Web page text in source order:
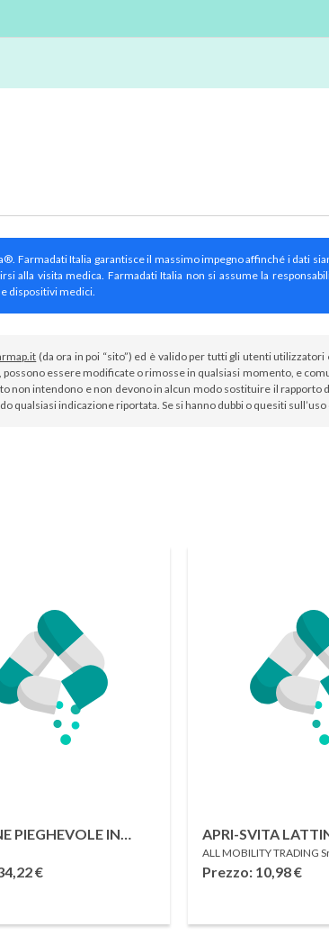
Farmadati Italia garantisce il massimo impegno affinché i dati
alla visita medica. Farmadati Italia non si assume la
dispositivi medici.
(da ora in poi “sito”) ed è valido per tutti gli utenti
essere modificate o rimosse in qualsiasi momento, e
intendono e non devono in alcun modo sostituire il rapporto
qualsiasi indicazione riportata. Se si hanno dubbi o quesiti
PIEGHEVOLE IN
FANTASIA
€
APRI-SVITA
ALLMOBILITY
ALL MOBILITY TRADING
Prezzo: 10,98€